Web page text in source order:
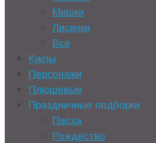
Мишки
Лисички
Все
Куклы
Персонажи
Плюшевые
Праздничные подборки
Пасха
Рождество